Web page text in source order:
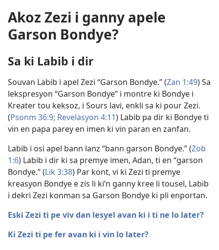
Akoz Zezi i ganny apele
Garson Bondye?
Sa ki Labib i dir
Souvan Labib i apel Zezi “Garson Bondye.” (Zan 1:49) Sa
lekspresyon “Garson Bondye” i montre ki Bondye i
Kreater tou keksoz, i Sours lavi, enkli sa ki pour Zezi.
(Psonm 36:9; Revelasyon 4:11) Labib pa dir ki Bondye ti
vin en papa parey en imen ki vin paran en zanfan.
Labib i osi apel bann lanz “bann garson Bondye.” (Zob
1:6) Labib i dir ki sa premye imen, Adan, ti en “garson
Bondye.” (Lik 3:38) Par kont, vi ki Zezi ti premye
kreasyon Bondye e zis li ki’n ganny kree li tousel, Labib
i dekri Zezi konman sa Garson Bondye ki pli enportan.
Eski Zezi ti pe viv dan lesyel avan ki i ti ne lo later?
Ki Zezi ti pe fer avan ki i vin lo later?